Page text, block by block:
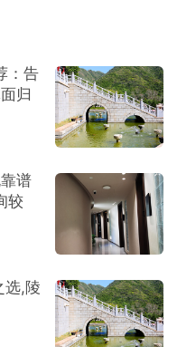
：告
归
谱
较
选,陵